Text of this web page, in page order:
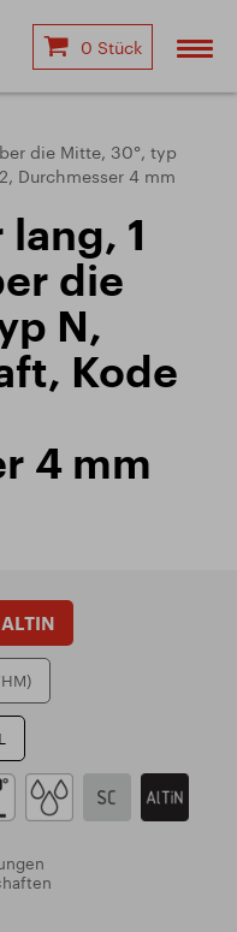
0 Stück
die Mitte, 30°, typ
Durchmesser 4 mm
1
die
N,
Kode
4 mm